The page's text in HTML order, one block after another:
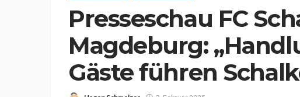
Presseschau FC
Magdeburg:
Gäste führen